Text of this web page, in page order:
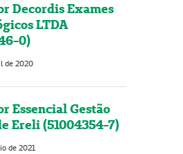
Decordis Exames
LTDA
0)
de 2020
Essencial Gestão
Ereli (51004354-7)
de 2021